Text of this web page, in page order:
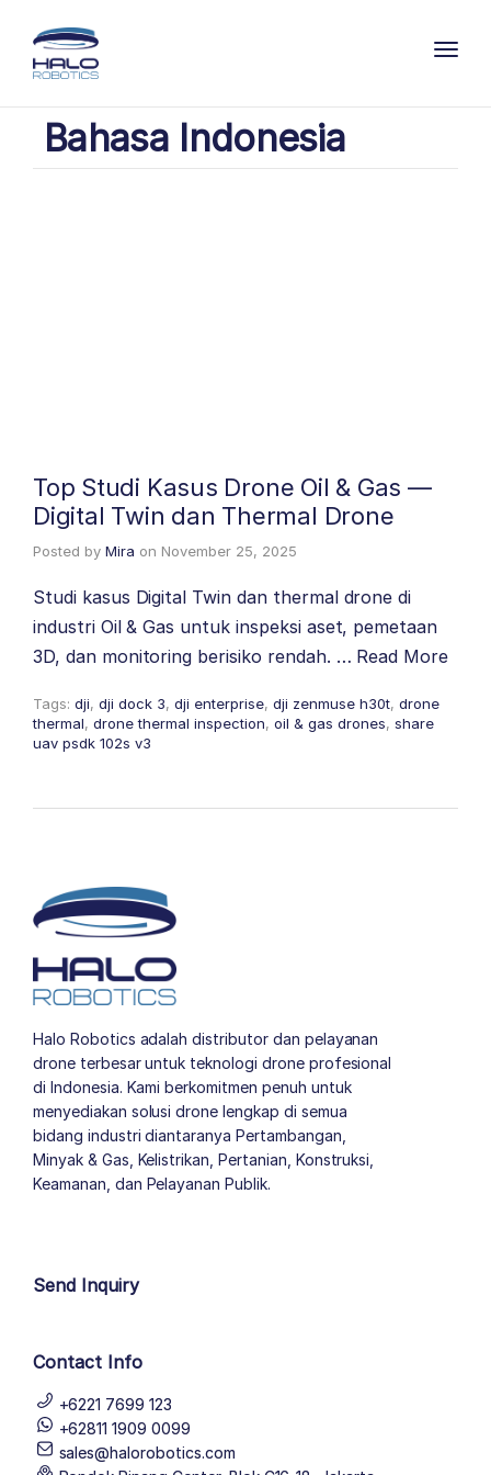
Bahasa Indonesia
Top Studi Kasus Drone Oil & Gas —
Digital Twin dan Thermal Drone
Posted by Mira on November 25, 2025
Studi kasus Digital Twin dan thermal drone di
industri Oil & Gas untuk inspeksi aset, pemetaan
3D, dan monitoring berisiko rendah. … Read More
Tags: dji, dji dock 3, dji enterprise, dji zenmuse h30t, drone
thermal, drone thermal inspection, oil & gas drones, share
uav psdk 102s v3
Halo Robotics adalah distributor dan pelayanan
drone terbesar untuk teknologi drone profesional
di Indonesia. Kami berkomitmen penuh untuk
menyediakan solusi drone lengkap di semua
bidang industri diantaranya Pertambangan,
Minyak & Gas, Kelistrikan, Pertanian, Konstruksi,
Keamanan, dan Pelayanan Publik.
Send Inquiry
Contact Info
+6221 7699 123
+62811 1909 0099
sales@halorobotics.com